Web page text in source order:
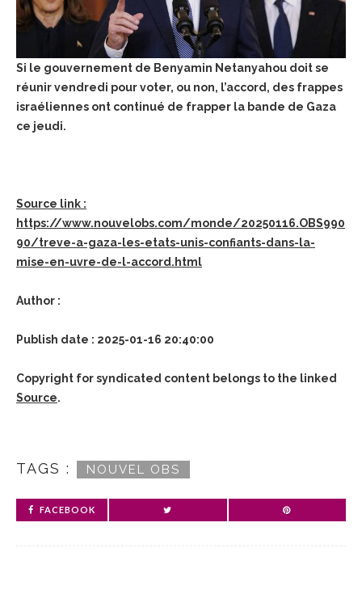
Si le gouvernement de Benyamin Netanyahou doit se
réunir vendredi pour voter, ou non, l’accord, des frappes
israéliennes ont continué de frapper la bande de Gaza
ce jeudi.
Source link :
https://www.nouvelobs.com/monde/20250116.OBS990
90/treve-a-gaza-les-etats-unis-confiants-dans-la-
mise-en-uvre-de-l-accord.html
Author :
Publish date : 2025-01-16 20:40:00
Copyright for syndicated content belongs to the linked
Source.
TAGS : NOUVEL OBS
FACEBOOK